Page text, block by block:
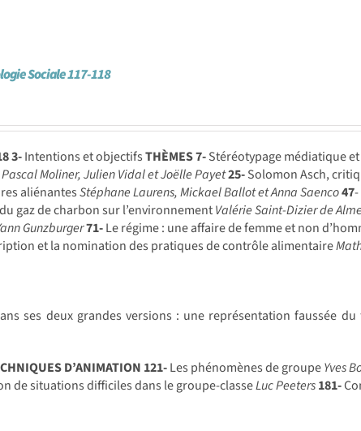
Sociale 117-118
3-Intentions et objectifsTHÈMES7-Stéréotypage médiatique
Pascal Moliner, Julien Vidal et Joëlle Payet25-Solomon Asch,
aliénantesStéphane Laurens, Mickael Ballot et Anna Saenco47
gaz de charbon sur l’environnementValérie Saint-Dizier de
Gunzburger71-Le régime : une affaire de femme et non
et la nomination des pratiques de contrôle alimentaire
ses deux grandes versions : une représentation faussée
D’ANIMATION 121-Les phénomènes de groupeYves
de situations difficiles dans le groupe-classeLuc Peeters181-